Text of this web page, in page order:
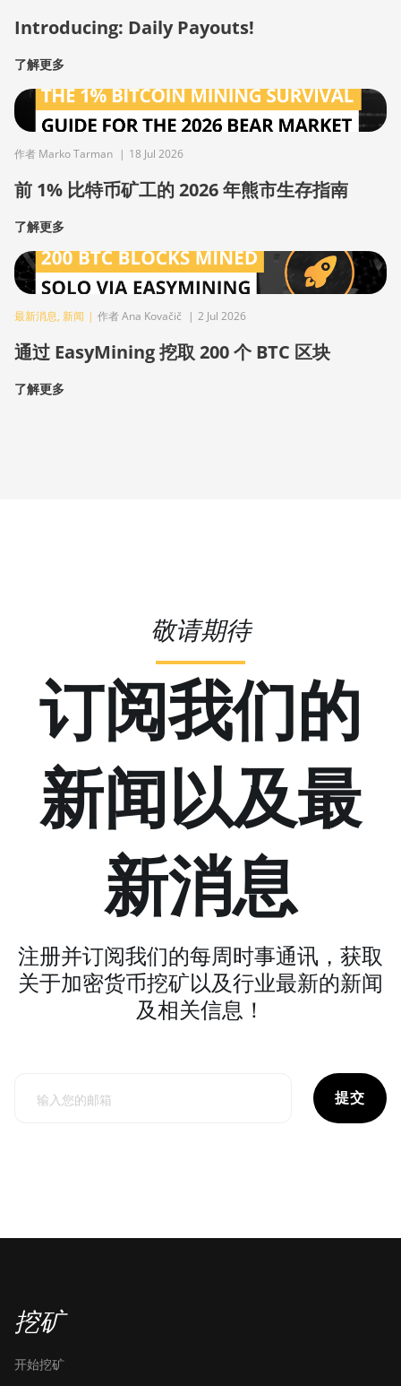
Introducing: Daily Payouts!
了解更多
作者 Marko Tarman | 18 Jul 2026
前 1% 比特币矿工的 2026 年熊市生存指南
了解更多
最新消息, 新闻 | 作者 Ana Kovačič | 2 Jul 2026
通过 EasyMining 挖取 200 个 BTC 区块
了解更多
敬请期待
订阅我们的
新闻以及最
新消息
注册并订阅我们的每周时事通讯，获取
关于加密货币挖矿以及行业最新的新闻
及相关信息！
提交
挖矿
开始挖矿